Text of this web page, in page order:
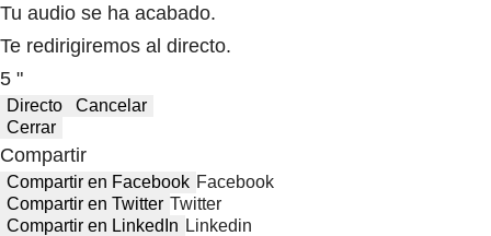
Tu audio se ha acabado.
Te redirigiremos al directo.
5 "
Directo
Cancelar
Cerrar
Compartir
Compartir en Facebook Facebook
Compartir en Twitter Twitter
Compartir en LinkedIn Linkedin